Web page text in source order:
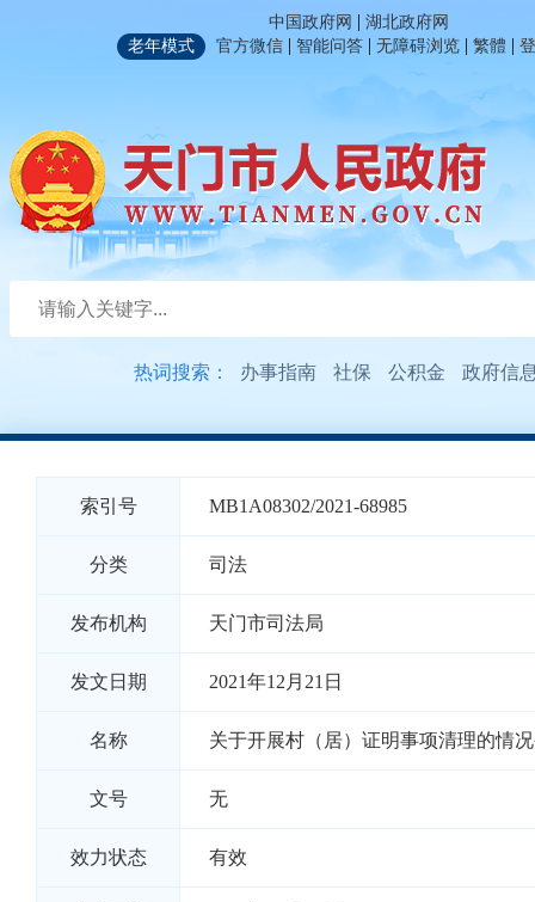
中国政府网 | 湖北政府网
老年模式
官方微信 | 智能问答 | 无障碍浏览 | 繁體 |
热词搜索： 办事指南 社保 公积金 政府信
索引号 MB1A08302/2021-68985
分类 司法
发布机构 天门市司法局
发文日期 2021年12月21日
名称 关于开展村（居）证明事项清理的情
文号 无
效力状态 有效